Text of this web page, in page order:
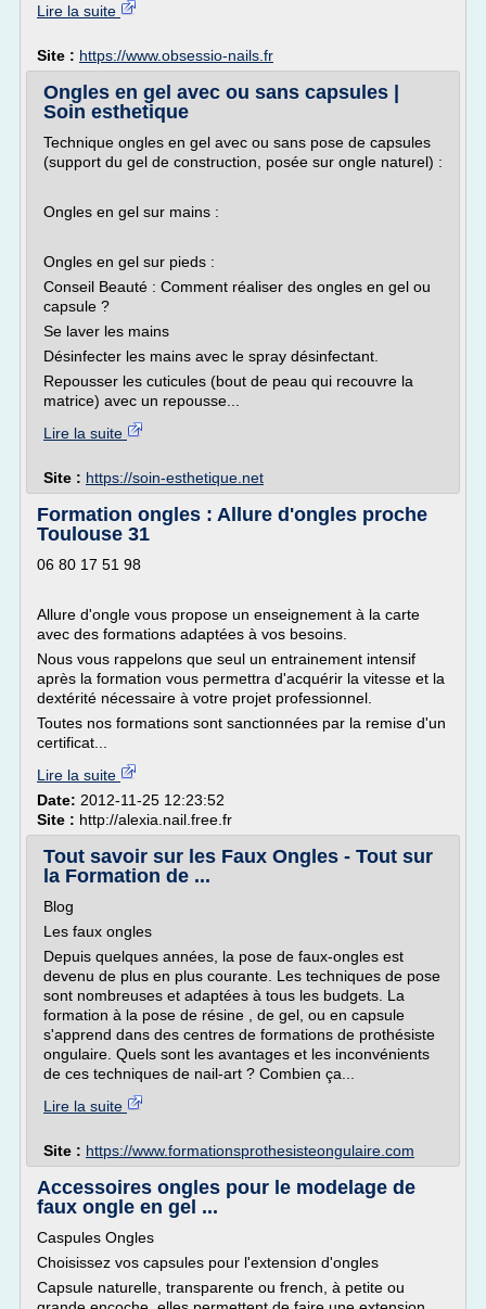
Lire la suite
Site : https://www.obsessio-nails.fr
Ongles en gel avec ou sans capsules |
Soin esthetique
Technique ongles en gel avec ou sans pose de capsules
(support du gel de construction, posée sur ongle naturel) :
Ongles en gel sur mains :
Ongles en gel sur pieds :
Conseil Beauté : Comment réaliser des ongles en gel ou
capsule ?
Se laver les mains
Désinfecter les mains avec le spray désinfectant.
Repousser les cuticules (bout de peau qui recouvre la
matrice) avec un repousse...
Lire la suite
Site : https://soin-esthetique.net
Formation ongles : Allure d'ongles proche
Toulouse 31
06 80 17 51 98
Allure d'ongle vous propose un enseignement à la carte
avec des formations adaptées à vos besoins.
Nous vous rappelons que seul un entrainement intensif
après la formation vous permettra d'acquérir la vitesse et la
dextérité nécessaire à votre projet professionnel.
Toutes nos formations sont sanctionnées par la remise d'un
certificat...
Lire la suite
Date: 2012-11-25 12:23:52
Site : http://alexia.nail.free.fr
Tout savoir sur les Faux Ongles - Tout sur
la Formation de ...
Blog
Les faux ongles
Depuis quelques années, la pose de faux-ongles est
devenu de plus en plus courante. Les techniques de pose
sont nombreuses et adaptées à tous les budgets. La
formation à la pose de résine , de gel, ou en capsule
s'apprend dans des centres de formations de prothésiste
ongulaire. Quels sont les avantages et les inconvénients
de ces techniques de nail-art ? Combien ça...
Lire la suite
Site : https://www.formationsprothesisteongulaire.com
Accessoires ongles pour le modelage de
faux ongle en gel ...
Caspules Ongles
Choisissez vos capsules pour l'extension d'ongles
Capsule naturelle, transparente ou french, à petite ou